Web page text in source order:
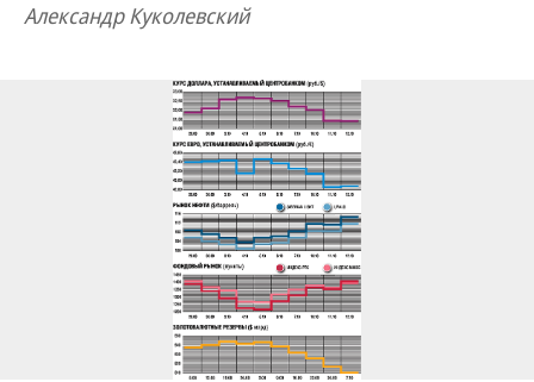
Александр Куколевский